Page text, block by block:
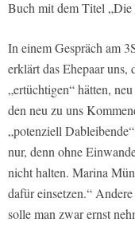
Buch mit dem Titel „Die
In einem Gespräch am
erklärt das Ehepaar
„ertüchtigen“ hätten,
den neu zu uns
„potenziell
nur, denn ohne
nicht halten. Marina
dafür einsetzen.“
solle man zwar ernst